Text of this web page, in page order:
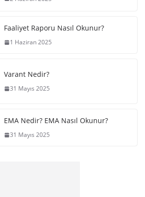
Faaliyet Raporu Nasıl Okunur?
1 Haziran 2025
Varant Nedir?
31 Mayıs 2025
EMA Nedir? EMA Nasıl Okunur?
31 Mayıs 2025